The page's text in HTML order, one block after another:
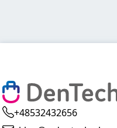
+48532432656